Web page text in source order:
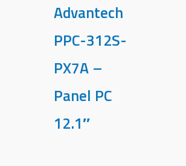
Advantech
PPC-312S-
PX7A –
Panel PC
12.1″